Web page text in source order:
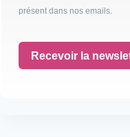
présent dans nos emails.
Recevoir la